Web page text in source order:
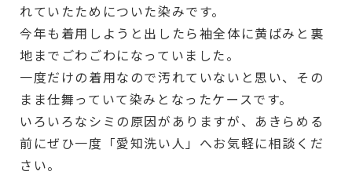
れていたためについた染みです。
今年も着用しようと出したら袖全体に黄ばみと裏
地までごわごわになっていました。
一度だけの着用なので汚れていないと思い、その
まま仕舞っていて染みとなったケースです。
いろいろなシミの原因がありますが、あきらめる
前にぜひ一度「愛知洗い人」へお気軽に相談くだ
さい。